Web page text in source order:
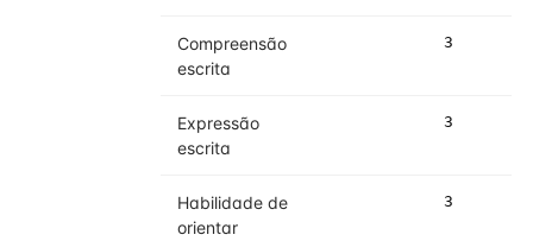
Compreensão
escrita
3
Expressão
escrita
3
Habilidade de
orientar
3